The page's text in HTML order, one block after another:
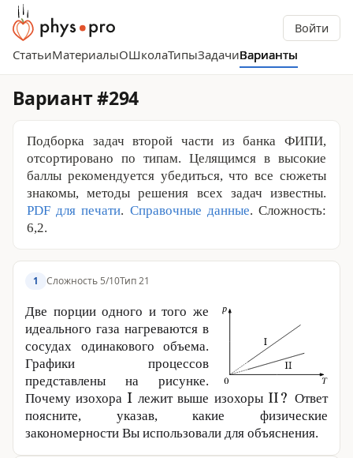
Войти
СтатьиМатериалыОШколаТипыЗадачиВарианты
Вариант #294
Подборка задач второй части из банка ФИПИ,
отсортировано по типам. Целящимся в высокие
баллы рекомендуется убедиться, что все сюжеты
знакомы, методы решения всех задач известны.
PDF для печати. Справочные данные. Сложность:
6,2.
1 Сложность 5/10Тип 21
Две порции одного и того же
идеального газа нагреваются в
сосудах одинакового объема.
Графики процессов
представлены на рисунке.
Почему изохора
лежит выше изохоры
Ответ
поясните, указав, какие физические
закономерности Вы использовали для объяснения.